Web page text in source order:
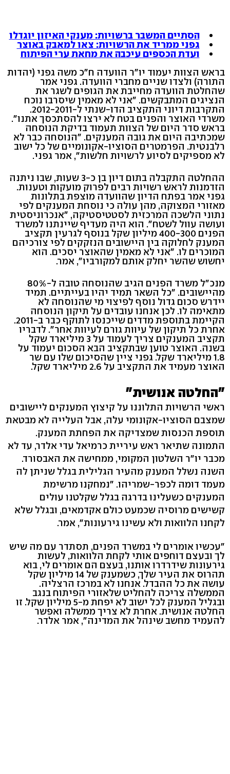
הסתיים המשבר ברשויות: מענקי האיזון יוגדלו
גפני ממריד את הרשויות: צאו למאבק באוצר
ועדת הכספים עיכבה את מחאת ערי הפיתוח
בראש הצוות יעמוד יו"ר הוועדה ח"כ משה גפני (יהדות
התורה) ולצדו שניים מחברי הוועדה. גפני אמר
שהחלטת הוועדה מחייבת את הגופים לשגר את
הנציגים המתבקשים. "אני לא מאמין שיסרבו נוכח
התקרבות דיוני התקציב הדו-שנתי ל-2012-2011.
משרדי האוצר והפנים בטח לא ירצו להסתכסך אתנו".
בראש סדר היום של הצוות תעמוד בדיקת הנוסחה
שמכתיבה היום את גובה המענקים. "הנוסחה כבר לא
רלבנטית. הפרמטרים הסוציו-אקונומיים של כל ישוב
לא מספיקים לסיוע לרשויות חלשות", אמר גפני.
ההחלטה התקבלה בתום דיון בן כ-3 שעות, שבו ניתנה
הזדמנות לראש רשויות רבים לפרוק מועקות וטענות.
גפני אמר בפתח הדיון שהוועדה מוצפת בתלונות
מאזורי המצוקה, מהן עולה כי נוסחת המענקים לפי
נתוני הלשכה המרכזית לסטטיסטיקה, "אנכרוניסטית
ועושה עוול לשטח". הוא היה מעדיף שיינתנו למשרד
הפנים 400-300 מיליון שקל בנוסף לגרעין תקציב
המענק לחלוקה בין היישובים הנזקקים לפי צורכיהם
המוכרים לו. "אני לא מאמין שהאוצר יסכים. הוא
יחשוש שהשר יחלק אותם למקורביו", אמר.
מנכ"ל משרד הפנים הגיב שהנוסחה טובה ל-80%
מהיישובים. "כל השאר תמיד יהיו בעייתיים. תמיד
יידרש סכום גדול נוסף לפיצוי מי שהנוסחה לא
מתאימה לו. לכן אנחנו עובדים על תיקון הנוסחה
הקיימת בתוספת מדדים שייכנסו לתוקף כבר ב-2011.
אחרת כל תיקון של עיוות גורם לעיוות אחר". לדבריו
תקציב המענקים צריך לעמוד על 3 מיליארד שקל
בשנה. האוצר טוען שבתקציב הבא הסכום יעמוד על
1.8 מיליארד שקל. גפני ציין שהסיכום שלו עם שר
האוצר מעמיד את התקציב על 2.6 מיליארד שקל.
"החלטה אנושית"
ראשי הרשויות התלוננו על קיצוץ המענקים ליישובים
שמצבם הסוציו-אקונומי עלה, אבל העלייה לא מבטאת
תוספת הכנסות שמצדיקה את הפחתת המענק.
התמונה שתיאר ראש עיריית כרמיאל עדי אלדר, עד לא
מכבר יו"ר השלטון המקומי, ממחישה את האבסורד.
השנה נשלל המענק מהעיר הגלילית בגלל שניתן לה
מעמד דומה לכפר-שמריהו. "נמחקנו מרשימת
המענקים כשעלינו בדרגה בגלל שקלטנו עולים
קשישים מרוסיה שכמעט כולם אקדמאים, ובגלל שלא
לקחנו הלוואות ולא עשינו גירעונות", אמר.
"עכשיו אומרים לי במשרד הפנים, תסתדר עם מה שיש
לך ובעצם דוחפים אותי לקחת הלוואות, לעשות
גירעונות שידרדרו אותנו, בעצם הם אומרים לי, בוא
תהרוס את העיר שלך, כשמענק של 14 מיליון שקל
עושה את כל ההבדל. אנחנו לא במרכז הרצליה.
הממשלה צריכה להחליט שלאזורי הפיתוח בנגב
ובגליל המענק לכל ישוב לא יפחת מ-5 מיליון שקל. זו
החלטה אנושית. אחרת לא צריך ממשלה ואפשר
להעמיד מחשב שינהל את המדינה", אמר אלדר.